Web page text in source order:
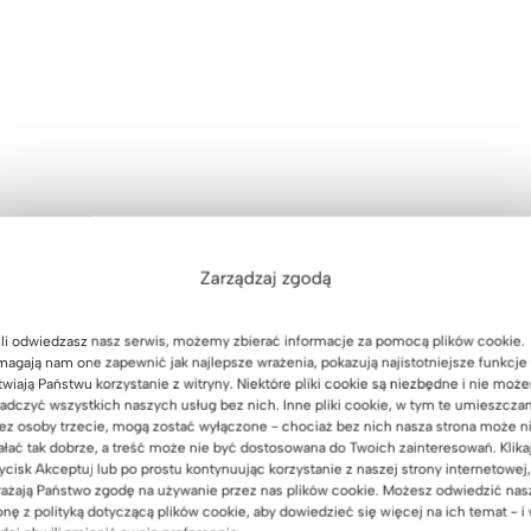
Zarządzaj zgodą
odwiedzasz nasz serwis, możemy zbierać informacje za pomocą plików cookie.
nam one zapewnić jak najlepsze wrażenia, pokazują najistotniejsze funkcje
Państwu korzystanie z witryny. Niektóre pliki cookie są niezbędne i nie
wszystkich naszych usług bez nich. Inne pliki cookie, w tym te
osoby trzecie, mogą zostać wyłączone - chociaż bez nich nasza strona może
tak dobrze, a treść może nie być dostosowana do Twoich zainteresowań.
Akceptuj lub po prostu kontynuując korzystanie z naszej strony internetowej,
Państwo zgodę na używanie przez nas plików cookie. Możesz odwiedzić
z polityką dotyczącą plików cookie, aby dowiedzieć się więcej na ich temat - i
do ściany każdy mebel w wysokości powyżej 120 cm